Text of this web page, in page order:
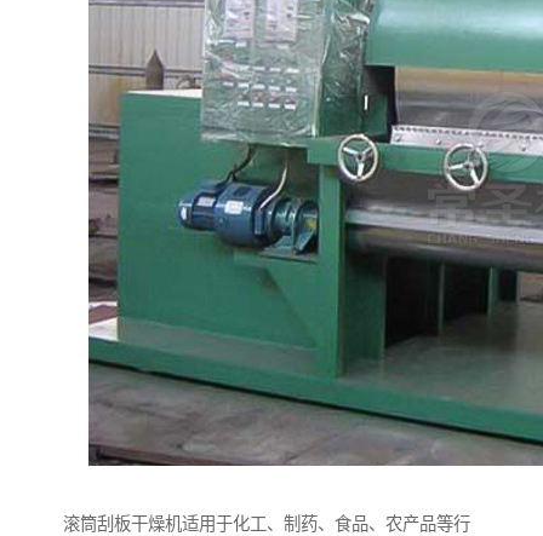
滚筒刮板干燥机适用于化工、制药、食品、农产品等行